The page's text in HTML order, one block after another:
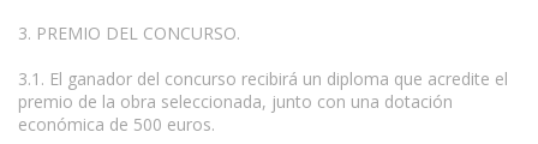
3. PREMIO DEL CONCURSO.
3.1. El ganador del concurso recibirá un diploma que acredite el
premio de la obra seleccionada, junto con una dotación
económica de 500 euros.